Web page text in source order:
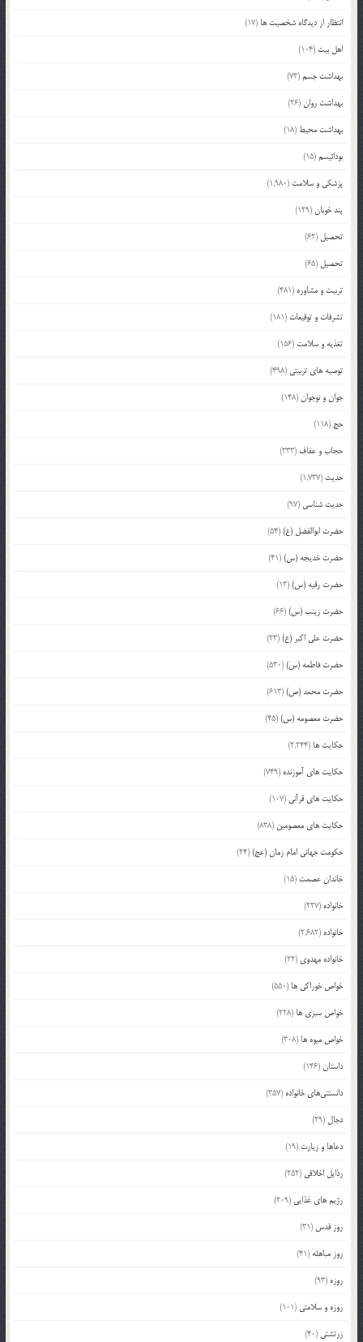
انتظار از دیدگاه شخصیت ها (17)
اهل بیت (104)
بهداشت جسم(73)
بهداشت روان(26)
بهداشت محیط (18)
بودائیسم(15)
پزشکی و سلامت (1,980)
پند خوبان(129)
تحصیل (62)
تحصیل (65)
تربیت و مشاوره (481)
تشرفات و توقیعات (181)
تغذیه و سلامت (156)
توصیه های تربیتی (498)
جوان و نوجوان(148)
حج (118)
حجاب و عفاف (333)
حدیث (1,737)
حدیث شناسی (97)
حضرت ابوالفضل (ع)(54)
حضرت خدیجه (س)(41)
حضرت رقیه (س)(13)
حضرت زینب (س)(66)
حضرت علی اکبر (ع)(23)
حضرت فاطمه (س)(530)
حضرت محمد (ص)(613)
حضرت معصومه (س)(45)
حکایت ها (2,244)
حکایت های آموزنده (749)
حکایت های قرآنی (107)
حکایت های معصومین (838)
حکومت جهانی امام زمان (عج)(24)
خاندان عصمت (15)
خانواده (227)
خانواده (2,682)
خانواده مهدوی (22)
خواص خوراکی ها (550)
خواص سبزی ها (228)
خواص میوه ها (308)
داستان(146)
دانستنی‌های خانواده (357)
دجال (29)
دعاها و زیارت (19)
رذایل اخلاقی (252)
رژیم های غذایی (209)
روز قدس (31)
روز مباهله (41)
روزه (93)
روزه و سلامتی (101)
زرتشتی (40)